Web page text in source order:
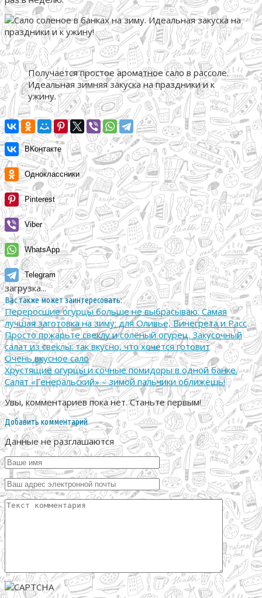
Получается простое ароматное сало в рассоле.
Идеальная зимняя закуска на праздники и к
ужину.
ВКонтакте
Одноклассники
Pinterest
Viber
WhatsApp
Telegram
загрузка...
Вас также может заинтересовать:
Переросшие огурцы больше не выбрасываю. Самая
лучшая заготовка на зиму: для Оливье, Винегрета и Расс
Просто пожарьте свеклу и солёный огурец. Закусочный
салат из свеклы: так вкусно, что хочется готовит
Очень вкусное сало
Хрустящие огурцы и сочные помидоры в одной банке.
Салат «Генеральский» – зимой пальчики оближешь!
Увы, комментариев пока нет. Станьте первым!
Добавить комментарий
Данные не разглашаются